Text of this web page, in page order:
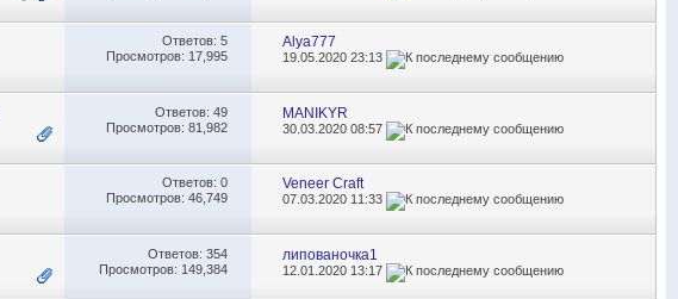
Ответов: 5
Просмотров: 17,995
Alya777
19.05.202023:13
Ответов: 49
Просмотров: 81,982
MANIKYR
30.03.202008:57
Ответов: 0
Просмотров: 46,749
Veneer Craft
07.03.202011:33
Ответов: 354
Просмотров: 149,384
липованочка1
12.01.2020 13:17